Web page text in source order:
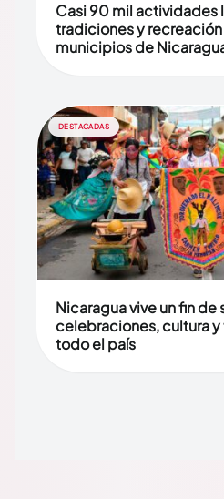
Casi 90 mil actividades
tradiciones y
municipios de
DESTACADAS
Nicaragua vive un fin de
celebraciones, cultura
todo el país